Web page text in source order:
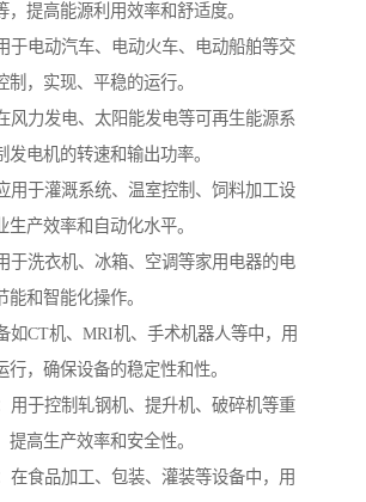
，提高能源利用效率和舒适度。
于电动汽车、电动火车、电动船舶等交
制，实现、平稳的运行。
风力发电、太阳能发电等可再生能源系
发电机的转速和输出功率。
用于灌溉系统、温室控制、饲料加工设
生产效率和自动化水平。
于洗衣机、冰箱、空调等家用电器的电
和智能化操作。
如CT机、MRI机、手术机器人等中，用
行，确保设备的稳定性和性。
用于控制轧钢机、提升机、破碎机等重
提高生产效率和安全性。
在食品加工、包装、灌装等设备中，用